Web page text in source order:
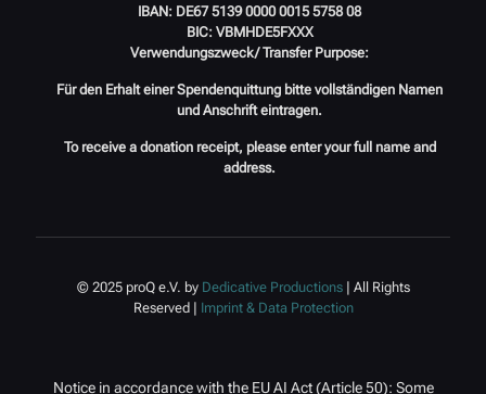
IBAN: DE67 5139 0000 0015 5758 08
BIC: VBMHDE5FXXX
Verwendungszweck/ Transfer Purpose:
Für den Erhalt einer Spendenquittung bitte vollständigen Namen
und Anschrift eintragen.
To receive a donation receipt, please enter your full name and
address.
© 2025 proQ e.V. by Dedicative Productions| All Rights
Reserved | Imprint & Data Protection
Notice in accordance with the EU AI Act (Article 50): Some